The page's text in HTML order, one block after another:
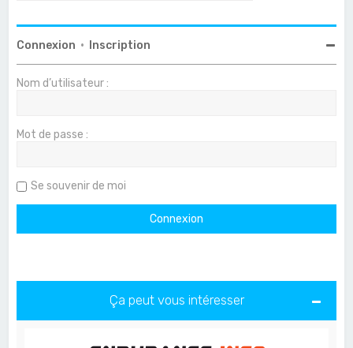
Connexion • Inscription
Nom d’utilisateur :
Mot de passe :
Se souvenir de moi
Ça peut vous intéresser